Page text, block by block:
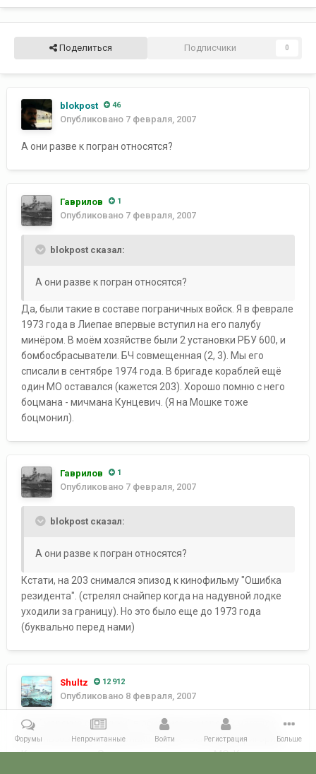
Поделиться Подписчики 0
blokpost 46
Опубликовано 7 февраля, 2007
А они разве к погран относятся?
Гаврилов 1
Опубликовано 7 февраля, 2007
blokpost сказал:
А они разве к погран относятся?
Да, были такие в составе пограничных войск. Я в феврале
1973 года в Лиепае впервые вступил на его палубу
минёром. В моём хозяйстве были 2 установки РБУ 600, и
бомбосбрасыватели. БЧ совмещенная (2, 3). Мы его
списали в сентябре 1974 года. В бригаде кораблей ещё
один МО оставался (кажется 203). Хорошо помню с него
боцмана - мичмана Кунцевич. (Я на Мошке тоже
боцмонил).
Гаврилов 1
Опубликовано 7 февраля, 2007
blokpost сказал:
А они разве к погран относятся?
Кстати, на 203 снимался эпизод к кинофильму "Ошибка
резидента". (стрелял снайпер когда на надувной лодке
уходили за границу). Но это было еще до 1973 года
(буквально перед нами)
Shultz 12 912
Опубликовано 8 февраля, 2007
Так "морские охотники" в основном в морских частях и
использовались, насколько я знаю. Вспомним Григория
Куропятникова. Он ведь тоже служил на МО. Кстати, тоже
Форумы Непрочитанные Войти Регистрация Больше